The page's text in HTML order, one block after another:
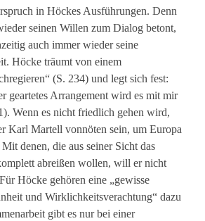
in Höckes Ausführungen. Denn
seinen Willen zum Dialog betont,
auch immer wieder seine
Höcke träumt von einem
(S. 234) und legt sich fest:
geartetes Arrangement wird es mit mir
Wenn es nicht friedlich gehen wird,
Karl Martell vonnöten sein, um Europa
denen, die aus seiner Sicht das
abreißen wollen, will er nicht
Höcke gehören eine „gewisse
und Wirklichkeitsverachtung“ dazu
gibt es nur bei einer